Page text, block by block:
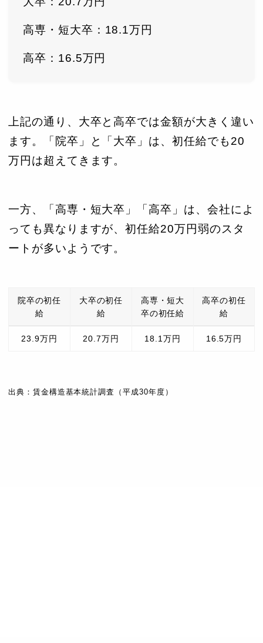
高専・短大卒：18.1万円
高卒：16.5万円
上記の通り、大卒と高卒では金額が大きく違い
ます。「院卒」と「大卒」は、初任給でも20
万円は超えてきます。
一方、「高専・短大卒」「高卒」は、会社によ
っても異なりますが、初任給20万円弱のスタ
ートが多いようです。
院卒の初任
給
大卒の初任
給
高専・短大
卒の初任給
高卒の初任
給
23.9万円 20.7万円 18.1万円 16.5万円
出典：賃金構造基本統計調査（平成30年度）